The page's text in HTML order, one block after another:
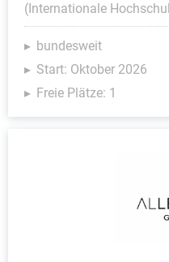
(Internationale
bundesweit
Start: Oktober 2026
Freie Plätze: 1